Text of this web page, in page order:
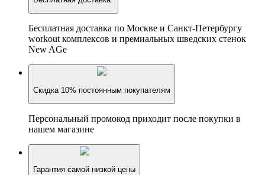
Бесплатная доставка по Москве и Санкт-Петербургу
workout комплексов и премиальных шведских стенок
New AGe
Скидка 10% постоянным покупателям
Персональный промокод приходит после покупки в
нашем магазине
Гарантия самой низкой цены